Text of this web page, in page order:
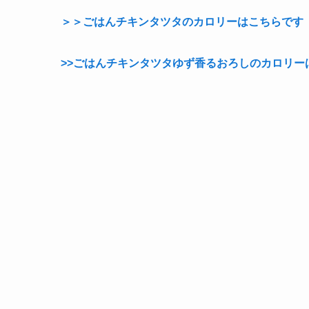
＞＞ごはんチキンタツタのカロリーはこちらです
>>ごはんチキンタツタゆず香るおろしのカロリー